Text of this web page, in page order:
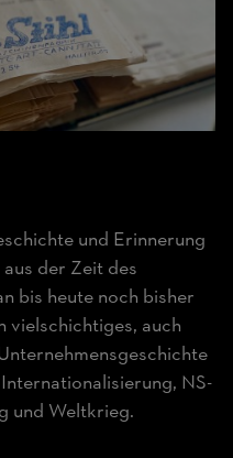
und Erinnerung
der Zeit des
bis heute noch bisher
vielschichtiges, auch
NS-
und Weltkrieg.